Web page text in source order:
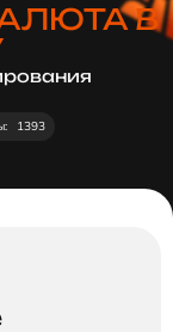
В
1393